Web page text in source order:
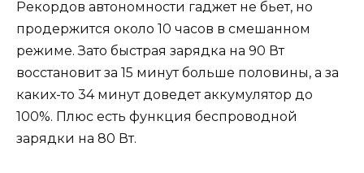
Рекордов автономности гаджет не бьет, но
продержится около 10 часов в смешанном
режиме. Зато быстрая зарядка на 90 Вт
восстановит за 15 минут больше половины, а за
каких-то 34 минут доведет аккумулятор до
100%. Плюс есть функция беспроводной
зарядки на 80 Вт.